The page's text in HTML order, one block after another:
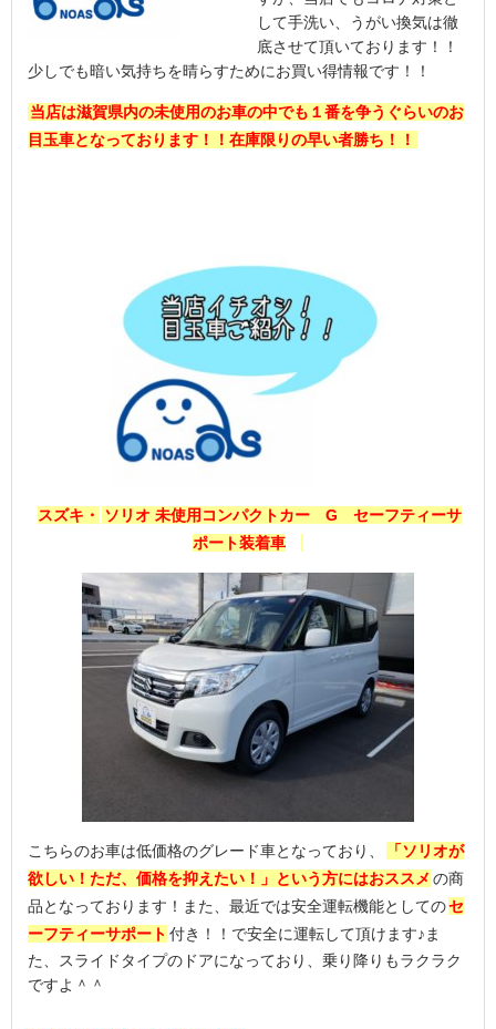
して手洗い、うがい換気は徹
底させて頂いております！！
少しでも暗い気持ちを晴らすためにお買い得情報です！！
当店は滋賀県内の未使用のお車の中でも１番を争うぐらいのお
目玉車となっております！！在庫限りの早い者勝ち！！
スズキ・
ソリオ 未使用コンパクトカー G セーフティーサ
ポート装着車
こちらのお車は低価格のグレード車となっており、
「ソリオが
欲しい！ただ、価格を抑えたい！」という方にはおススメ の商
品となっております！また、最近では安全運転機能としてのセ
ーフティーサポート 付き！！で安全に運転して頂けます♪ま
た、スライドタイプのドアになっており、乗り降りもラクラク
ですよ＾＾